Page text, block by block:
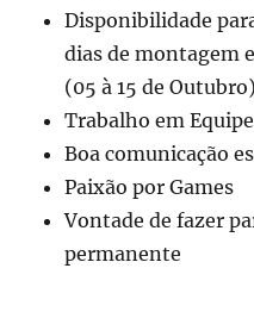
Disponibilidade
dias de montagem
(05 à 15 de Outubro)
Trabalho em Equipe
Boa comunicação
Paixão por Games
Vontade de fazer
permanente